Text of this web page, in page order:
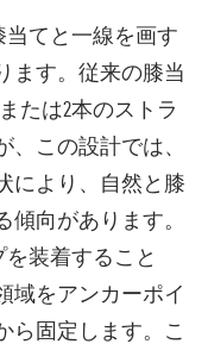
当てと一線を画す
ます。従来の膝当
たは2本のストラ
、この設計では、
により、自然と膝
傾向があります。
を装着すること
域をアンカーポイ
ら固定します。こ